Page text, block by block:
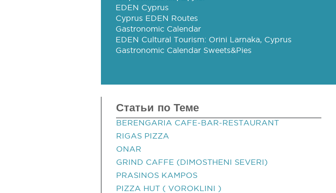
EDEN Cyprus
Cyprus EDEN Routes
Gastronomic Calendar
EDEN Cultural Tourism: Orini Larnaka, Cyprus
Gastronomic Calendar Sweets&Pies
Статьи по Теме
BERENGARIA CAFE-BAR-RESTAURANT
RIGAS PIZZA
ONAR
GRIND CAFFE (DIMOSTHENI SEVERI)
PRASINOS KAMPOS
PIZZA HUT ( VOROKLINI )